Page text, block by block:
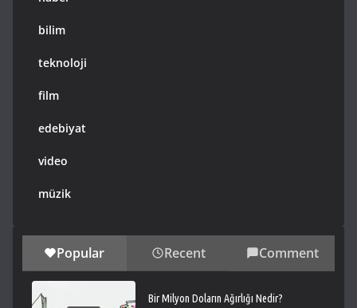
bilim
teknoloji
film
edebiyat
video
müzik
Popular Recent Comment
Bir Milyon Doların Ağırlığı Nedir?